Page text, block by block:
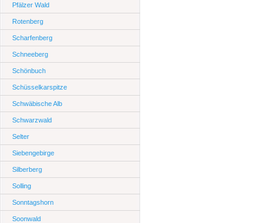
Pfälzer Wald
Rotenberg
Scharfenberg
Schneeberg
Schönbuch
Schüsselkarspitze
Schwäbische Alb
Schwarzwald
Selter
Siebengebirge
Silberberg
Solling
Sonntagshorn
Soonwald